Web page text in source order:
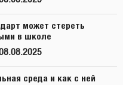
может стереть
в школе
среда и как с ней